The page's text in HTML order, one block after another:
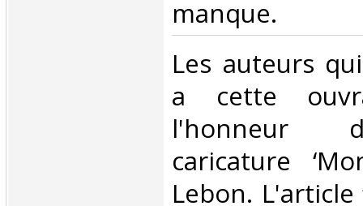
manque.‎
‎Les auteurs
a cette
l'honneur
caricature
Lebon. L'article